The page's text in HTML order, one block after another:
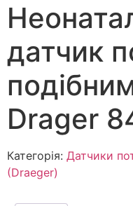
датчик
Drager
Категорія: Датчики
(Draeger)